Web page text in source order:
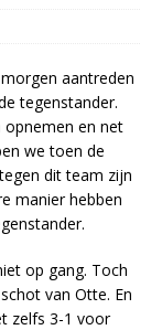
aantreden
tegenstander.
en net
we toen de
dit team zijn
manier hebben
op gang. Toch
van Otte. En
zelfs 3-1 voor